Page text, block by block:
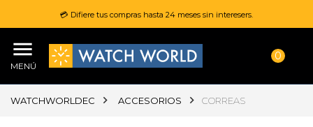
💳 Difiere tus compras hasta 24 meses sin interesers.
MENÚ
0
WATCHWORLDEC ACCESORIOS CORREAS